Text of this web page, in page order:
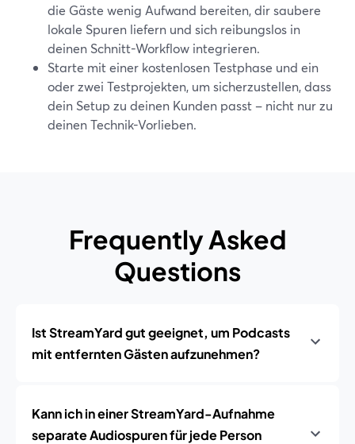
die Gäste wenig Aufwand bereiten, dir saubere
lokale Spuren liefern und sich reibungslos in
deinen Schnitt-Workflow integrieren.
Starte mit einer kostenlosen Testphase und ein
oder zwei Testprojekten, um sicherzustellen, dass
dein Setup zu deinen Kunden passt – nicht nur zu
deinen Technik-Vorlieben.
Frequently Asked
Questions
Ist StreamYard gut geeignet, um Podcasts
mit entfernten Gästen aufzunehmen?
Kann ich in einer StreamYard-Aufnahme
separate Audiospuren für jede Person